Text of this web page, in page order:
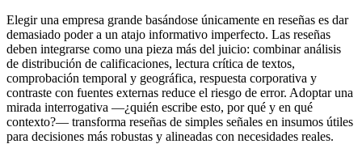
Elegir una empresa grande basándose únicamente en reseñas es dar
demasiado poder a un atajo informativo imperfecto. Las reseñas
deben integrarse como una pieza más del juicio: combinar análisis
de distribución de calificaciones, lectura crítica de textos,
comprobación temporal y geográfica, respuesta corporativa y
contraste con fuentes externas reduce el riesgo de error. Adoptar una
mirada interrogativa —¿quién escribe esto, por qué y en qué
contexto?— transforma reseñas de simples señales en insumos útiles
para decisiones más robustas y alineadas con necesidades reales.